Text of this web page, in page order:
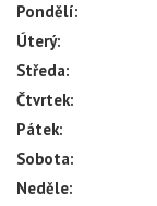
Pondělí:
Úterý:
Středa:
Čtvrtek:
Pátek:
Sobota:
Neděle: